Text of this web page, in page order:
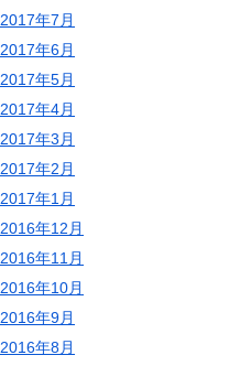
2017年7月
2017年6月
2017年5月
2017年4月
2017年3月
2017年2月
2017年1月
2016年12月
2016年11月
2016年10月
2016年9月
2016年8月